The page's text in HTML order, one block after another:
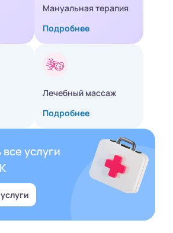
Мануальная терапия
Подробнее
Лечебный массаж
Подробнее
услуги